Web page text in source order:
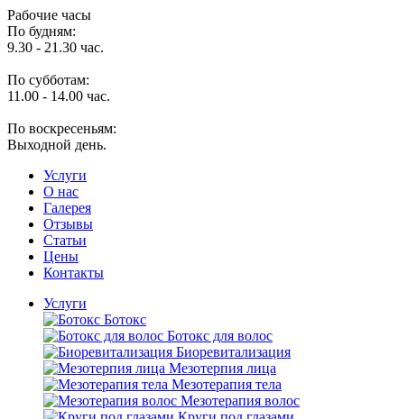
Рабочие часы
По будням:
9.30 - 21.30 час.
По субботам:
11.00 - 14.00 час.
По воскресеньям:
Выходной день.
Услуги
O нас
Галерея
Отзывы
Статьи
Цены
Контакты
Услуги
Ботокс
Ботокс для волос
Биоревитализация
Мезотерпия лица
Мезотерапия тела
Мезотерапия волос